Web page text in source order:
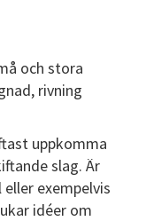
och stora
rivning
uppkomma
slag. Är
exempelvis
idéer om